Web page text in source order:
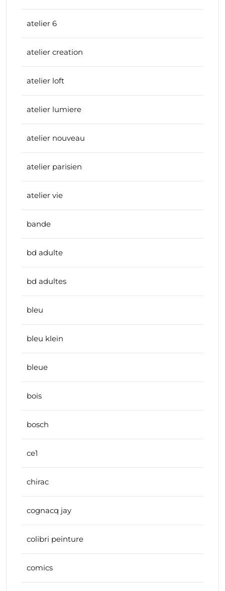
atelier 6
atelier creation
atelier loft
atelier lumiere
atelier nouveau
atelier parisien
atelier vie
bande
bd adulte
bd adultes
bleu
bleu klein
bleue
bois
bosch
ce1
chirac
cognacq jay
colibri peinture
comics